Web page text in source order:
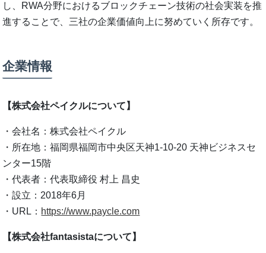
し、RWA分野におけるブロックチェーン技術の社会実装を推
進することで、三社の企業価値向上に努めていく所存です。
企業情報
【株式会社ペイクルについて】
・会社名：株式会社ペイクル
・所在地：福岡県福岡市中央区天神1-10-20 天神ビジネスセ
ンター15階
・代表者：代表取締役 村上 昌史
・設立：2018年6月
・URL： https://www.paycle.com
【株式会社fantasistaについて】